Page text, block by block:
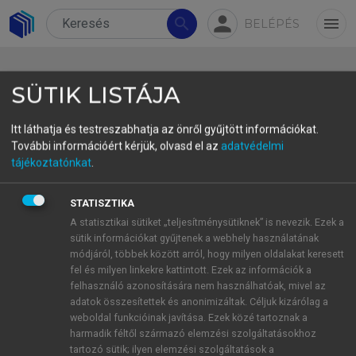
search person BELÉPÉS menu
Irodalom
Benkő Loránd 1957. Magyar nyelvjárástörténet.
Budapest: Tankönyvkiadó.
Dér Csilla Ilona 2019. Grammatikalizáció
(Nyelvtudományi Értekezések 158). Budapest:
Akadémiai Kiadó.
Haader Lea 2004. A Nyulak szigeti scriptórium
mint műhely. Magyar Nyelvőr 128: 196–205.
Haader Lea 2024. A hátlapi feljegyzésekkel
SÜTIK LISTÁJA
Itt láthatja és testreszabhatja az önről gyűjtött információkat.
További információért kérjük, olvasd el az adatvédelmi
tájékoztatónkat.
STATISZTIKA
A statisztikai sütiket „teljesítménysütiknek” is nevezik. Ezek a
sütik információkat gyűjtenek a webhely használatának
módjáról, többek között arról, hogy milyen oldalakat keresett
fel és milyen linkekre kattintott. Ezek az információk a
felhasználó azonosítására nem használhatóak, mivel az
adatok összesítettek és anonimizáltak. Céljuk kizárólag a
weboldal funkcióinak javítása. Ezek közé tartoznak a
harmadik féltől származó elemzési szolgáltatásokhoz
tartozó sütik; ilyen elemzési szolgáltatások a